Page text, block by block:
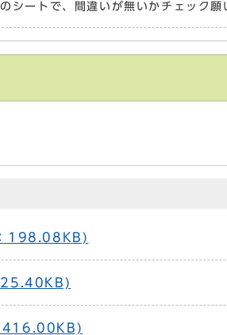
シートで、間違いが無いかチェック願
198.08KB)
416.00KB)